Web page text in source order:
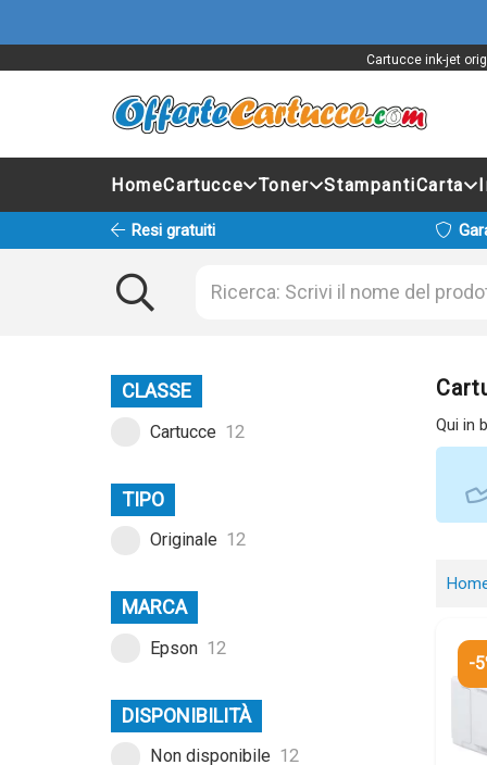
Cartucce ink-jet
HomeCartucce Toner StampantiCarta
Resi gratuiti
CLASSE
Cartucce 12
TIPO
Originale 12
MARCA
Epson 12
DISPONIBILITÀ
Non disponibile 12
Qui in
-